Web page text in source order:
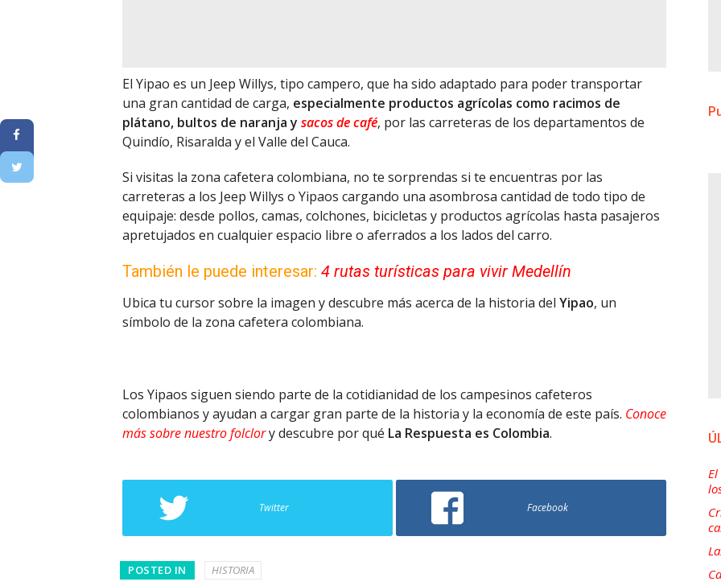
El Yipao es un Jeep Willys, tipo campero, que ha sido adaptado para poder transportar
una gran cantidad de carga, especialmente productos agrícolas como racimos de
plátano, bultos de naranja y sacos de café, por las carreteras de los departamentos de
Quindío, Risaralda y el Valle del Cauca.
Si visitas la zona cafetera colombiana, no te sorprendas si te encuentras por las
carreteras a los Jeep Willys o Yipaos cargando una asombrosa cantidad de todo tipo de
equipaje: desde pollos, camas, colchones, bicicletas y productos agrícolas hasta pasajeros
apretujados en cualquier espacio libre o aferrados a los lados del carro.
También le puede interesar: 4 rutas turísticas para vivir Medellín
Ubica tu cursor sobre la imagen y descubre más acerca de la historia del Yipao, un
símbolo de la zona cafetera colombiana.
Los Yipaos siguen siendo parte de la cotidianidad de los campesinos cafeteros
colombianos y ayudan a cargar gran parte de la historia y la economía de este país. Conoce
más sobre nuestro folclory descubre por qué La Respuesta es Colombia.
Twitter Facebook
POSTED IN
HISTORIA